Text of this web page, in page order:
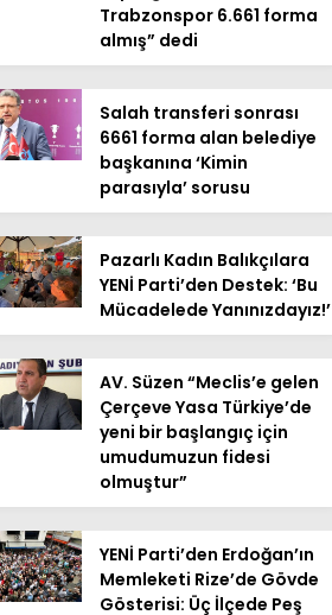
Trabzonspor 6.661 forma
almış” dedi
Salah transferi sonrası
6661 forma alan belediye
başkanına ‘Kimin
parasıyla’ sorusu
Pazarlı Kadın Balıkçılara
YENİ Parti’den Destek: ‘Bu
Mücadelede Yanınızdayız!’
AV. Süzen “Meclis’e gelen
Çerçeve Yasa Türkiye’de
yeni bir başlangıç için
umudumuzun fidesi
olmuştur”
YENİ Parti’den Erdoğan’ın
Memleketi Rize’de Gövde
Gösterisi: Üç İlçede Peş